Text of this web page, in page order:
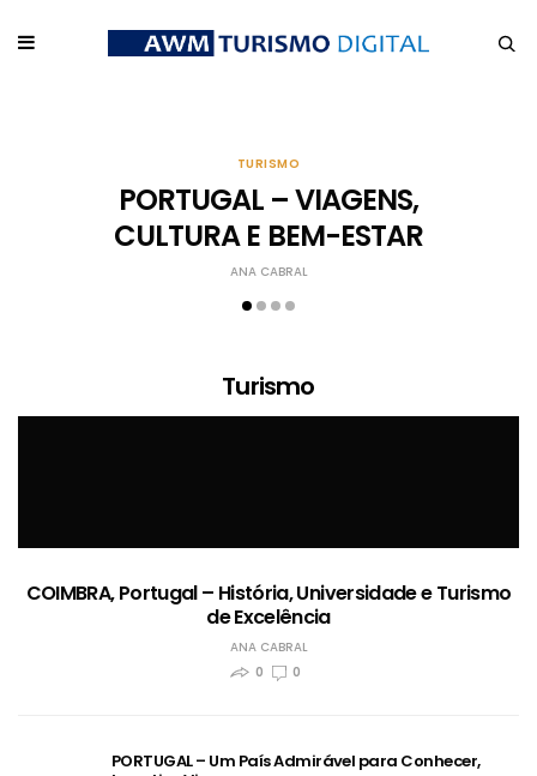
TURISMO
PORTUGAL – VIAGENS,
CULTURA E BEM-ESTAR
ANA CABRAL
Turismo
COIMBRA, Portugal – História, Universidade e Turismo
de Excelência
ANA CABRAL
0
0
PORTUGAL – Um País Admirável para Conhecer,